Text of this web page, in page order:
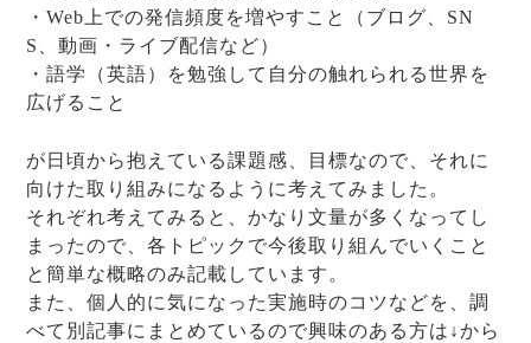
・Web上での発信頻度を増やすこと（ブログ、SN
S、動画・ライブ配信など）
・語学（英語）を勉強して自分の触れられる世界を
広げること
が日頃から抱えている課題感、目標なので、それに
向けた取り組みになるように考えてみました。
それぞれ考えてみると、かなり文量が多くなってし
まったので、各トピックで今後取り組んでいくこと
と簡単な概略のみ記載しています。
また、個人的に気になった実施時のコツなどを、調
べて別記事にまとめているので興味のある方は↓から